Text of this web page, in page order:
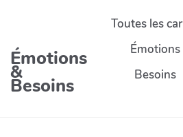
Aller au contenu principal
Émotions
&
Besoins
Toutes les
Émotions
Besoins